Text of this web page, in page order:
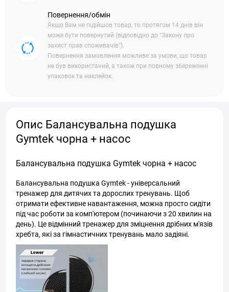
Повернення/обмін
Якщо Вам не підійшов товар, то протягом 14 днів він
може бути повернутий (відповідно до "Закону про
захист прав споживачів").
Повернення замовлення можливе за умови, що товар
не був використаний, а також при повному збереженні
упаковок та наклейок.
Опис Балансувальна подушка
Gymtek чорна + насос
Балансувальна подушка Gymtek чорна + насос
Балансувальна подушка Gymtek - універсальний
тренажер для дитячих та дорослих тренувань. Щоб
отримати ефективне навантаження, можна просто сидіти
під час роботи за комп'ютером (починаючи з 20 хвилин на
день). Це відмінний тренажер для зміцнення дрібних м'язів
хребта, які за гімнастичних тренувань мало задіяні.